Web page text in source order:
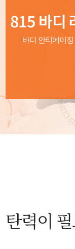
815 바디
바디 안티에이
탄력이